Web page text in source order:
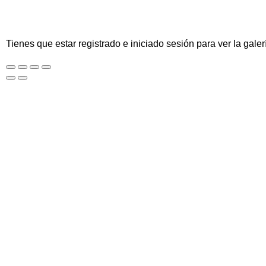
Tienes que estar registrado e iniciado sesión para ver la